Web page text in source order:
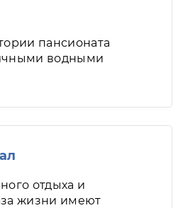
пансионата
водными
отдыха и
жизни имеют